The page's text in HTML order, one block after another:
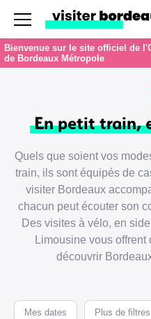
Menu
Bienvenue sur le site officiel de
de Bordeaux Métropole
En petit train,
Quels que soient vos
train, ils sont équipés de
visiter Bordeaux
chacun peut écouter son
Des visites à vélo, en
Limousine vous
découvrir
Mes dates Plus de filtres